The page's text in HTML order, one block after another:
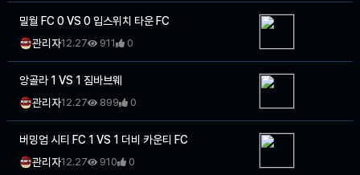
밀월 FC 0 VS 0 입스위치 타운 FC
관리자12.27 911 0
앙골라 1 VS 1 짐바브웨
관리자12.27 899 0
버밍엄 시티 FC 1 VS 1 더비 카운티 FC
관리자12.27 910 0